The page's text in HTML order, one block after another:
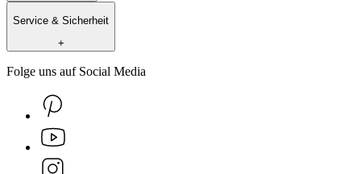
Service & Sicherheit
+
Folge uns auf Social Media